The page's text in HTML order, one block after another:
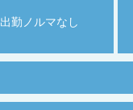
出勤ノルマなし